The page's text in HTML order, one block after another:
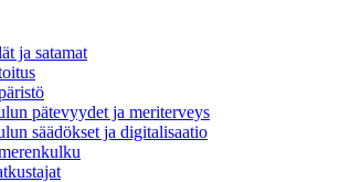
ja satamat
pätevyydet ja meriterveys
säädökset ja digitalisaatio